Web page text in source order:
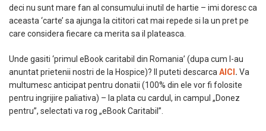
deci nu sunt mare fan al consumului inutil de hartie – imi doresc ca
aceasta ‘carte’ sa ajunga la cititori cat mai repede si la un pret pe
care considera fiecare ca merita sa il plateasca.
Unde gasiti ‘primul eBook caritabil din Romania’ (dupa cum l-au
anuntat prietenii nostri de la Hospice)? Il puteti descarca AICI . Va
multumesc anticipat pentru donatii (100% din ele vor fi folosite
pentru ingrijire paliativa) – la plata cu cardul, in campul „Donez
pentru”, selectati va rog „eBook Caritabil”.